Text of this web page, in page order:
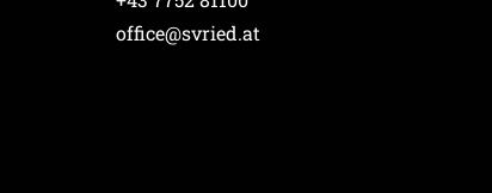
office@svried.at